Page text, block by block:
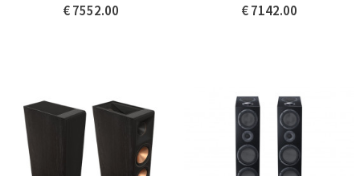
€ 7552.00 € 7142.00